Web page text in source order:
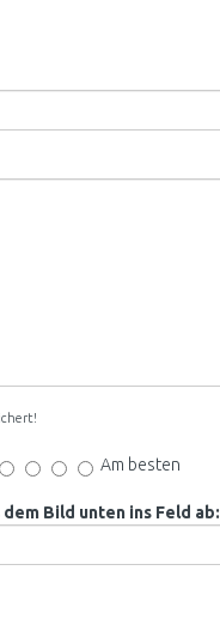
Am besten
Bild unten ins Feld ab: